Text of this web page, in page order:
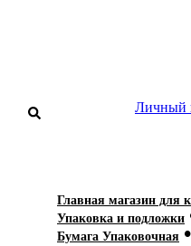
Личный
Главная магазин для
Упаковка и подложки
Бумага Упаковочная •